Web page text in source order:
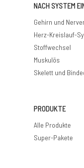
NACH SYSTEM
Gehirn und
Herz-Kreislauf-
Stoffwechsel
Muskulös
Skelett und
PRODUKTE
Alle Produkte
Super-Pakete